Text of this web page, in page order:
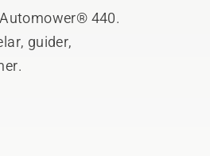
440.
guider,